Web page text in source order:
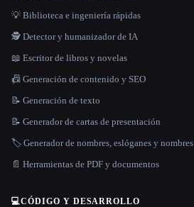
💡 Biblioteca e ingeniería rápidas
🕵️ Detector y humanizador de IA
📖 Escritor de libros y novelas
📠 Generación de contenido y SEO
📝 Generación de texto
📝 Generador de cartas de presentación
🏷️ Generador de nombres, eslóganes y nombres
📄 Herramientas de PDF y documentos
💻CÓDIGO Y DESARROLLO